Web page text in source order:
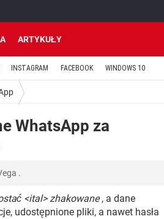
ARTYKUŁY
INSTAGRAM FACEBOOK WINDOWS 10
WhatsApp za
.
<ital> zhakowane, a dane
udostępnione pliki, a nawet hasła